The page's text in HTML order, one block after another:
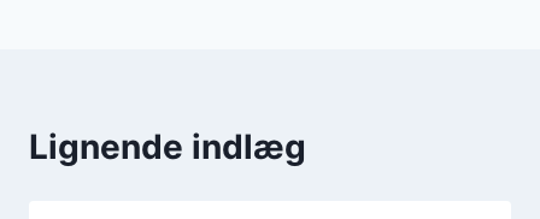
Lignende indlæg